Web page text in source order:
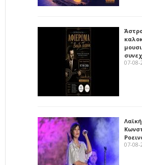
07-08-
07-08-